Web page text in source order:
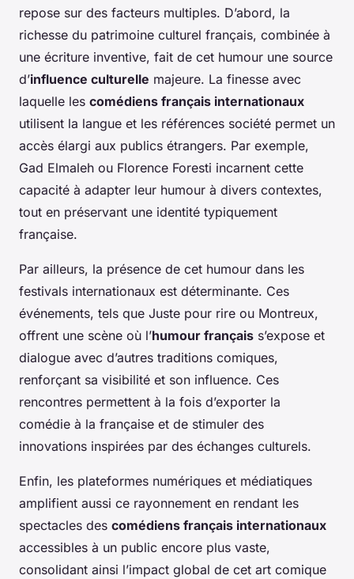
repose sur des facteurs multiples. D’abord, la
richesse du patrimoine culturel français, combinée à
une écriture inventive, fait de cet humour une source
d’influence culturelle majeure. La finesse avec
laquelle les comédiens français internationaux
utilisent la langue et les références société permet un
accès élargi aux publics étrangers. Par exemple,
Gad Elmaleh ou Florence Foresti incarnent cette
capacité à adapter leur humour à divers contextes,
tout en préservant une identité typiquement
française.
Par ailleurs, la présence de cet humour dans les
festivals internationaux est déterminante. Ces
événements, tels que Juste pour rire ou Montreux,
offrent une scène où l’humour français s’expose et
dialogue avec d’autres traditions comiques,
renforçant sa visibilité et son influence. Ces
rencontres permettent à la fois d’exporter la
comédie à la française et de stimuler des
innovations inspirées par des échanges culturels.
Enfin, les plateformes numériques et médiatiques
amplifient aussi ce rayonnement en rendant les
spectacles des comédiens français internationaux
accessibles à un public encore plus vaste,
consolidant ainsi l’impact global de cet art comique